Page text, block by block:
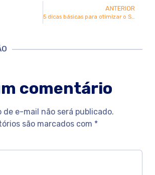
ANTERIOR
5 dicas básicas para otimizar o SEO do seu site
comentário
de e-mail não será publicado.
são marcados com *